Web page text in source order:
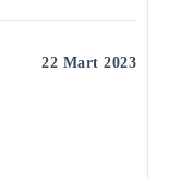
22 Mart 2023